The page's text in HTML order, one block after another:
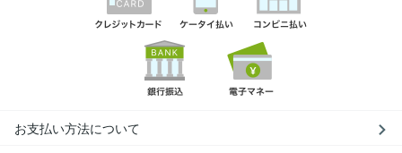
お支払い方法について